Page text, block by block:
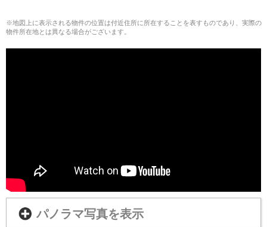
※地図上に表示される物件の位置は付近住所に所在することを表すものであり、実際の
物件所在地とは異なる場合がございます。
パノラマ写真を表示